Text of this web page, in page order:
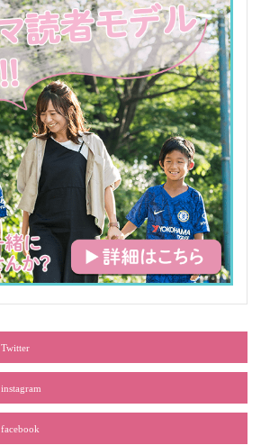
Twitter
instagram
facebook